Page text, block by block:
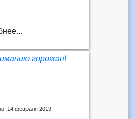
горожан!
14 февраля 2019